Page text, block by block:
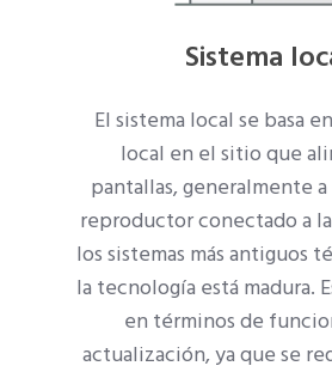
Sistema
El sistema local se basa
local en el sitio que
pantallas, generalmente
reproductor conectado a
los sistemas más antiguos
la tecnología está madura.
en términos de
actualización, ya que se